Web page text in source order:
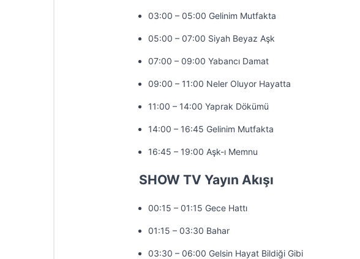
03:00 – 05:00 Gelinim Mutfakta
05:00 – 07:00 Siyah Beyaz Aşk
07:00 – 09:00 Yabancı Damat
09:00 – 11:00 Neler Oluyor Hayatta
11:00 – 14:00 Yaprak Dökümü
14:00 – 16:45 Gelinim Mutfakta
16:45 – 19:00 Aşk-ı Memnu
SHOW TV Yayın Akışı
00:15 – 01:15 Gece Hattı
01:15 – 03:30 Bahar
03:30 – 06:00 Gelsin Hayat Bildiği Gibi